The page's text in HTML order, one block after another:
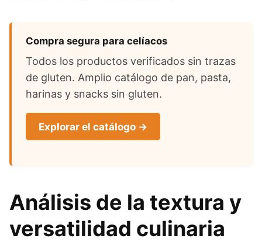
Compra segura para celíacos
Todos los productos verificados sin trazas
de gluten. Amplio catálogo de pan, pasta,
harinas y snacks sin gluten.
Explorar el catálogo →
Análisis de la textura y
versatilidad culinaria